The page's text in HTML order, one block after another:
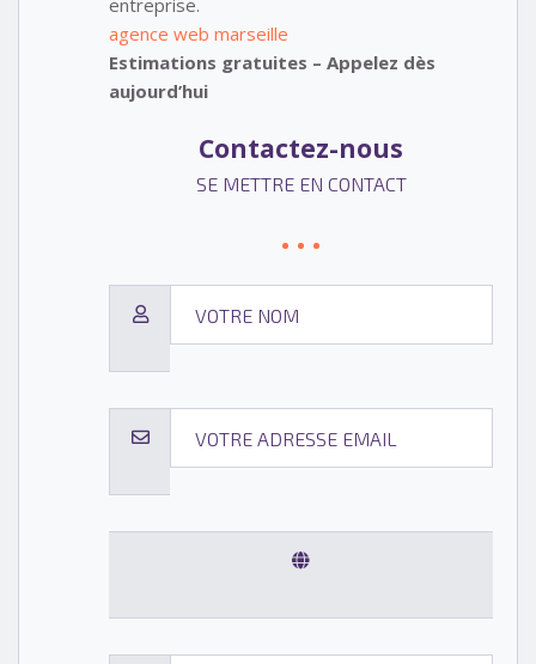
entreprise.
agence web marseille
Estimations gratuites – Appelez dès
aujourd’hui
Contactez-nous
SE METTRE EN CONTACT